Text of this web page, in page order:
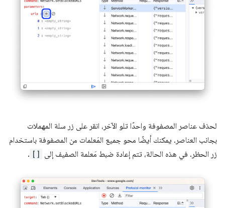
لحذف عناصر المصفوفة واحدًا تلو الآخر، انقر على زر سلة المهملات
بجانب العناصر. يمكنك أيضًا محو جميع المَعلمات من المصفوفة باستخدام
زر الحظر. في هذه الحالة، تتم إعادة ضبط مَعلمة الصفيف إلى []
.